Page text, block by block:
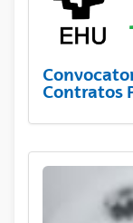
Contratos